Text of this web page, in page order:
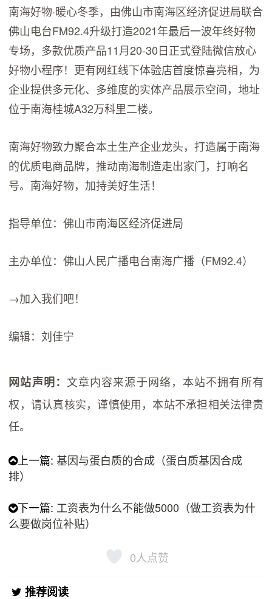
南海好物·暖心冬季，由佛山市南海区经济促进局联合
佛山电台FM92.4升级打造2021年最后一波年终好物
专场，多款优质产品11月20-30日正式登陆微信放心
好物小程序！更有网红线下体验店首度惊喜亮相，为
企业提供多元化、多维度的实体产品展示空间，地址
位于南海桂城A32万科里二楼。
南海好物致力聚合本土生产企业龙头，打造属于南海
的优质电商品牌，推动南海制造走出家门，打响名
号。南海好物，加持美好生活！
指导单位：佛山市南海区经济促进局
主办单位：佛山人民广播电台南海广播（FM92.4）
→加入我们吧！
编辑：刘佳宁
网站声明： 文章内容来源于网络，本站不拥有所有
权，请认真核实，谨慎使用，本站不承担相关法律责
任。
上一篇:基因与蛋白质的合成（蛋白质基因合成
排）
下一篇: 工资表为什么不能做5000（做工资表为什
么要做岗位补贴）
0人点赞
推荐阅读